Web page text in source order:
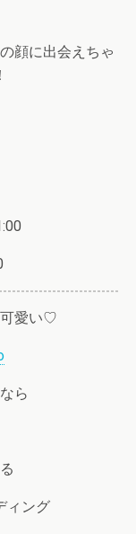
顔に出会えちゃ
可愛い♡
ら
ィング